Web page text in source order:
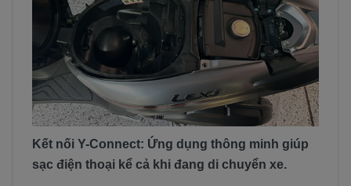
Kết nối Y-Connect: Ứng dụng thông minh giúp
sạc điện thoại kể cả khi đang di chuyển xe.